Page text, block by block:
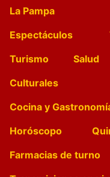
La Pampa
Espectáculos
Turismo
Salud
Culturales
Cocina y
Horóscopo
Farmacias de turno